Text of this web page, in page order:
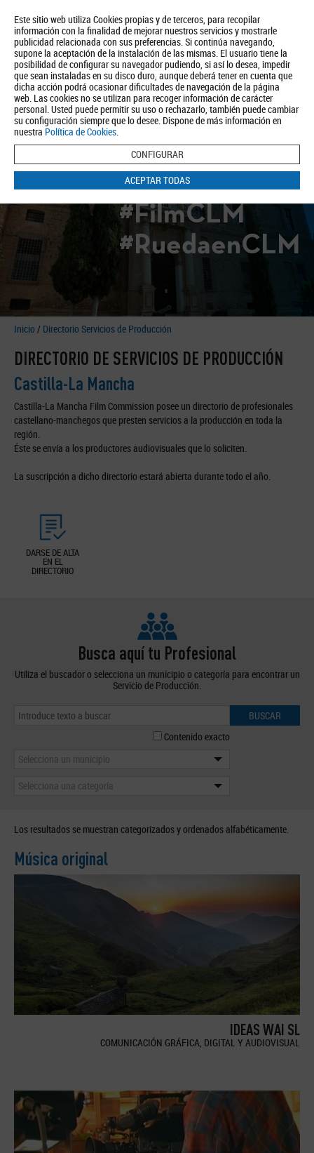
Este sitio web utiliza Cookies propias y de terceros, para recopilar
información con la finalidad de mejorar nuestros servicios y mostrarle
publicidad relacionada con sus preferencias. Si continúa navegando,
supone la aceptación de la instalación de las mismas. El usuario tiene la
posibilidad de configurar su navegador pudiendo, si así lo desea, impedir
que sean instaladas en su disco duro, aunque deberá tener en cuenta que
dicha acción podrá ocasionar dificultades de navegación de la página
web. Las cookies no se utilizan para recoger información de carácter
personal. Usted puede permitir su uso o rechazarlo, también puede cambiar
su configuración siempre que lo desee. Dispone de más información en
nuestra Política de Cookies.
CONFIGURAR
ACEPTAR TODAS
Quiénes somos Turismo Política de Privacidad Aviso Legal
Política de Cookies
BUSCAR
#FilmCLM
#RuedaenCLM
Inicio / Directorio Servicios de Producción
DIRECTORIO DE SERVICIOS DE PRODUCCIÓN
Castilla-La Mancha
Castilla-La Mancha Film Commission posee un directorio de profesionales
castellano-manchegos que presten servicios a la producción en toda la
región.
Éste se envía a los productores audiovisuales que lo soliciten.
La suscripción a dicho directorio estará abierta durante todo el año.
DARSE DE ALTA
EN EL
DIRECTORIO
Busca aquí tu Profesional
Utiliza el buscador o selecciona un municipio o categoría para encontrar un
Servicio de Producción.
BUSCAR
Contenido exacto
Selecciona un municipio
Selecciona una categoría
Los resultados se muestran categorizados y ordenados alfabéticamente.
Música original
IDEAS WAI SL
COMUNICACIÓN GRÁFICA, DIGITAL Y AUDIOVISUAL